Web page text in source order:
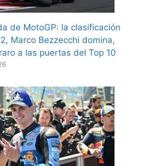
de MotoGP: la clasificación
Marco Bezzecchi domina,
a las puertas del Top 10